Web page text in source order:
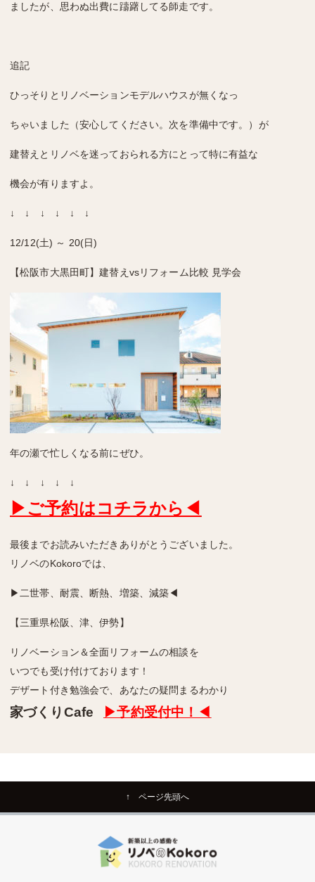
ましたが、思わぬ出費に躊躇してる師走です。
追記
ひっそりとリノベーションモデルハウスが無くなっ
ちゃいました（安心してください。次を準備中です。）が
建替えとリノベを迷っておられる方にとって特に有益な
機会が有りますよ。
↓ ↓ ↓ ↓ ↓ ↓
12/12(土) ～ 20(日)
【松阪市大黒田町】建替えvsリフォーム比較 見学会
年の瀬で忙しくなる前にぜひ。
↓ ↓ ↓ ↓ ↓
▶ご予約はコチラから◀
最後までお読みいただきありがとうございました。
リノベのKokoroでは、
▶二世帯、耐震、断熱、増築、減築◀
【三重県松阪、津、伊勢】
リノベーション＆全面リフォームの相談を
いつでも受け付けております！
デザート付き勉強会で、あなたの疑問まるわかり
家づくりCafe ▶予約受付中！◀
↑ ページ先頭へ